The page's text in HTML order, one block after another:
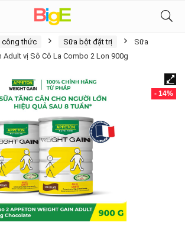
công thức Sữa bột đặt trị
Sữa
vị Sô Cô La Combo 2 Lon 900g
- 14%